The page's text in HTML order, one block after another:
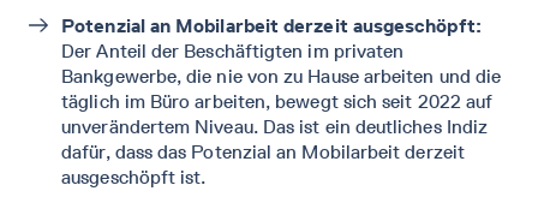
Potenzial an Mobilarbeit derzeit ausgeschöpft:
Der Anteil der Beschäftigten im privaten
Bankgewerbe, die nie von zu Hause arbeiten und die
täglich im Büro arbeiten, bewegt sich seit 2022 auf
unverändertem Niveau. Das ist ein deutliches Indiz
dafür, dass das Potenzial an Mobilarbeit derzeit
ausgeschöpft ist.